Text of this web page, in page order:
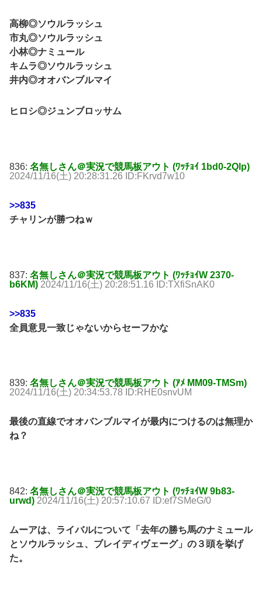
高柳◎ソウルラッシュ
市丸◎ソウルラッシュ
小林◎ナミュール
キムラ◎ソウルラッシュ
井内◎オオバンブルマイ
ヒロシ◎ジュンブロッサム
836: 名無しさん＠実況で競馬板アウト (ﾜｯﾁｮｲ 1bd0-2Qlp)
2024/11/16(土) 20:28:31.26 ID:FKrvd7w10
>>835
チャリンが勝つねｗ
837: 名無しさん＠実況で競馬板アウト (ﾜｯﾁｮｲW 2370-
b6KM) 2024/11/16(土) 20:28:51.16 ID:TXfiSnAK0
>>835
全員意見一致じゃないからセーフかな
839: 名無しさん＠実況で競馬板アウト (ｱﾒ MM09-TMSm)
2024/11/16(土) 20:34:53.78 ID:RHE0snvUM
最後の直線でオオバンブルマイが最内につけるのは無理か
ね？
842: 名無しさん＠実況で競馬板アウト (ﾜｯﾁｮｲW 9b83-
urwd) 2024/11/16(土) 20:57:10.67 ID:ef7SMeG/0
ムーアは、ライバルについて「去年の勝ち馬のナミュール
とソウルラッシュ、ブレイディヴェーグ」の３頭を挙げ
た。